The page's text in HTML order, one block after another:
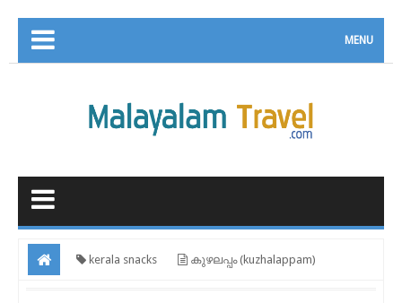
MENU
kerala snacks കുഴലപ്പം (kuzhalappam)